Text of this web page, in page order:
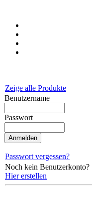
Zeige alle Produkte
Benutzername
Passwort
Passwort vergessen?
Noch kein Benutzerkonto?
Hier erstellen